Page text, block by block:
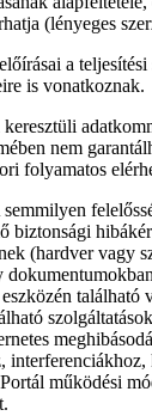
(lényeges
a teljesítési
is vonatkoznak.
nem
folyamatos
biztonsági
(hardver vagy
található
interferenciákhoz,
működési